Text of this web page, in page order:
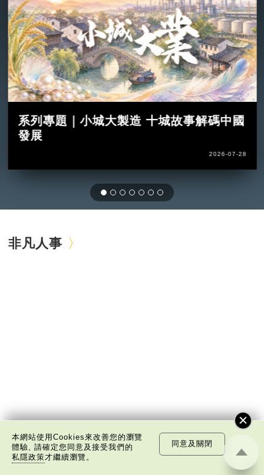
系列專題｜小城大製造 十城故事解碼中國
發展
2026-07-28
非凡人事
本網站使用Cookies來改善您的瀏覽
體驗, 請確定您同意及接受我們的
私隱政策才繼續瀏覽。
同意及關閉